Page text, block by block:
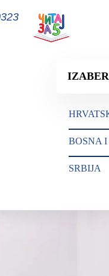
BOSNA
SRBIJA